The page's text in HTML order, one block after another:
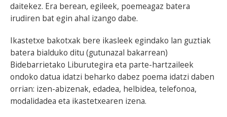
daitekez. Era berean, egileek, poemeagaz batera
irudiren bat egin ahal izango dabe.
Ikastetxe bakotxak bere ikasleek egindako lan guztiak
batera bialduko ditu (gutunazal bakarrean)
Bidebarrietako Liburutegira eta parte-hartzaileek
ondoko datua idatzi beharko dabez poema idatzi daben
orrian: izen-abizenak, edadea, helbidea, telefonoa,
modalidadea eta ikastetxearen izena.